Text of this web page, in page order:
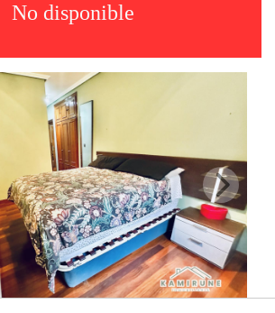
No disponible